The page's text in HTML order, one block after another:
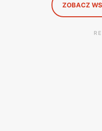
ZOBACZ